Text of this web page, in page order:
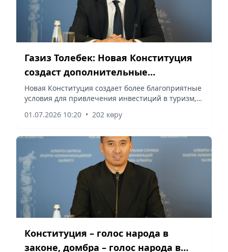
Газиз Толебек: Новая Конституция
создаст дополнительные
возможности для развития туризма
Новая Конституция создает более благоприятные
условия для привлечения инвестиций в туризм,
01.07.2026 10:20 • 202 көру
Конституция – голос народа в
законе, домбра – голос народа в